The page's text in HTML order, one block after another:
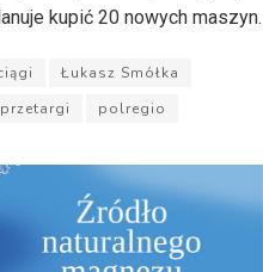
kupić 20 nowych maszyn.
Łukasz Smółka
przetargi polregio